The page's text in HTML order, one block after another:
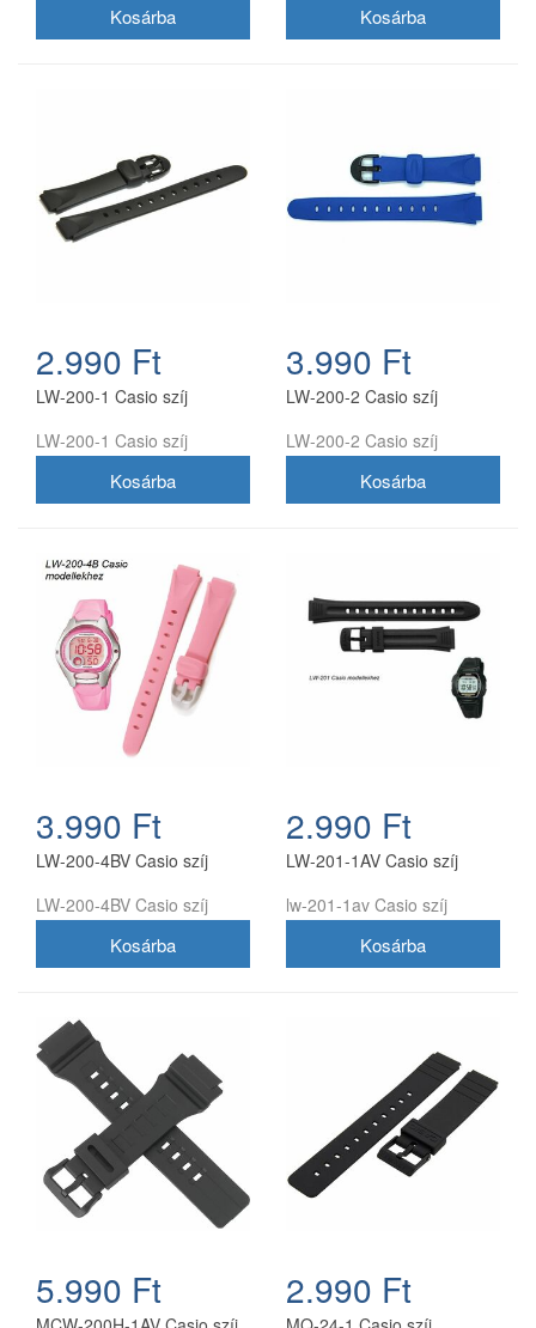
2.990 Ft
LW-200-1 Casio szíj
LW-200-1 Casio szíj
3.990 Ft
LW-200-2 Casio szíj
LW-200-2 Casio szíj
3.990 Ft
LW-200-4BV Casio szíj
LW-200-4BV Casio szíj
2.990 Ft
LW-201-1AV Casio szíj
lw-201-1av Casio szíj
5.990 Ft 2.990 Ft